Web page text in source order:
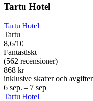
Tartu Hotel
Tartu Hotel
Tartu
8,6/10
Fantastiskt
(562 recensioner)
868 kr
inklusive skatter och avgifter
6 sep. – 7 sep.
Tartu Hotel